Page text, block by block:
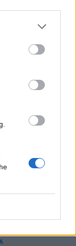
tra quei
inviati da
Numa,